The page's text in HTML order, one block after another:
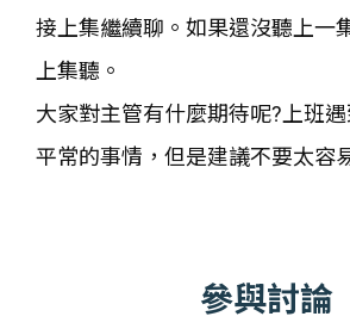
接上集繼續聊。如果還沒聽上一
上集聽。
大家對主管有什麼期待呢?上班
平常的事情，但是建議不要太容
參與討論